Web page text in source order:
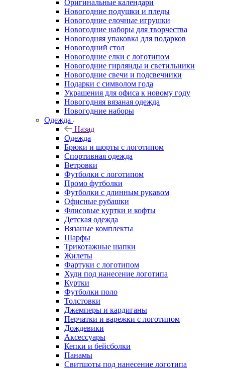
Оригинальные календари
Новогодние подушки и пледы
Новогодние елочные игрушки
Новогодние наборы для творчества
Новогодняя упаковка для подарков
Новогодний стол
Новогодние елки с логотипом
Новогодние гирлянды и светильники
Новогодние свечи и подсвечники
Подарки с символом года
Украшения для офиса к новому году
Новогодняя вязаная одежда
Новогодние наборы
Одежда
Назад
Одежда
Брюки и шорты с логотипом
Спортивная одежда
Ветровки
Футболки с логотипом
Промо футболки
Футболки с длинным рукавом
Офисные рубашки
Флисовые куртки и кофты
Детская одежда
Вязаные комплекты
Шарфы
Трикотажные шапки
Жилеты
Фартуки с логотипом
Худи под нанесение логотипа
Куртки
Футболки поло
Толстовки
Джемперы и кардиганы
Перчатки и варежки с логотипом
Дождевики
Аксессуары
Кепки и бейсболки
Панамы
Свитшоты под нанесение логотипа